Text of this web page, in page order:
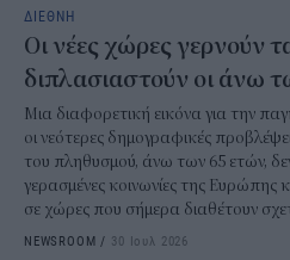
ΔΙΕΘΝΗ
Οι νέες χώρες γερνούν
διπλασιαστούν οι άνω
Μια διαφορετική εικόνα για την
οι νεότερες δημογραφικές
του πληθυσμού, άνω των 65 ετών,
γερασμένες κοινωνίες της Ευρώπης
σε χώρες που σήμερα διαθέτουν
NEWSROOM / 30 Ιουλ 2026